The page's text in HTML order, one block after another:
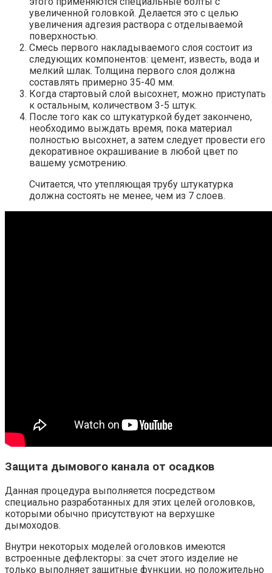
увеличенной головкой. Делается это с целью
увеличения адгезия раствора с отделываемой
поверхностью.
Смесь первого накладываемого слоя состоит из
следующих компонентов: цемент, известь, вода и
мелкий шлак. Толщина первого слоя должна
составлять примерно 35-40 мм.
Когда стартовый слой высохнет, можно приступать
к остальным, количеством 3-5 штук.
После того как со штукатуркой будет закончено,
необходимо выждать время, пока материал
полностью высохнет, а затем следует провести его
декоративное окрашивание в любой цвет по
вашему усмотрению.
Считается, что утепляющая трубу штукатурка
должна состоять не менее, чем из 7 слоев.
Защита дымового канала от осадков
Данная процедура выполняется посредством
специально разработанных для этих целей оголовков,
которыми обычно присутствуют на верхушке
дымоходов.
Внутри некоторых моделей оголовков имеются
встроенные дефлекторы: за счет этого изделие не
только выполняет защитные функции, но положительно